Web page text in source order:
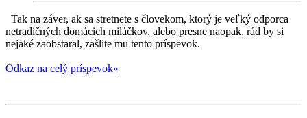
Tak na záver, ak sa stretnete s človekom, ktorý je veľký odporca
netradičných domácich miláčkov, alebo presne naopak, rád by si
nejaké zaobstaral, zašlite mu tento príspevok.
Odkaz na celý príspevok»